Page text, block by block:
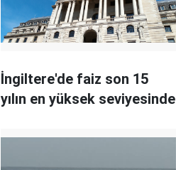
İngiltere'de faiz son 15
yılın en yüksek seviyesinde